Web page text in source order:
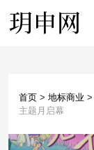
首页 > 地标商业 >
主题月启幕